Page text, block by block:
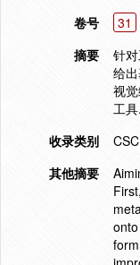
卷号
31
摘要
针
给
视
工具.
收录类别
其他摘要